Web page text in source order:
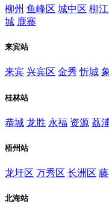
柳州 鱼峰区 城中区 柳
城 鹿寨
来宾站
来宾 兴宾区 金秀 忻城
桂林站
恭城 龙胜 永福 资源 荔
梧州站
龙圩区 万秀区 长洲区
北海站